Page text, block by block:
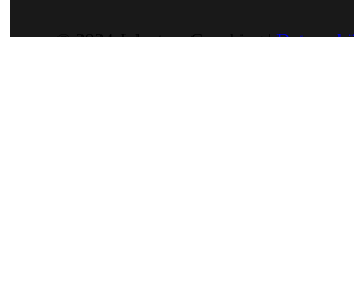
© 2024 Jolanta – Coaching |